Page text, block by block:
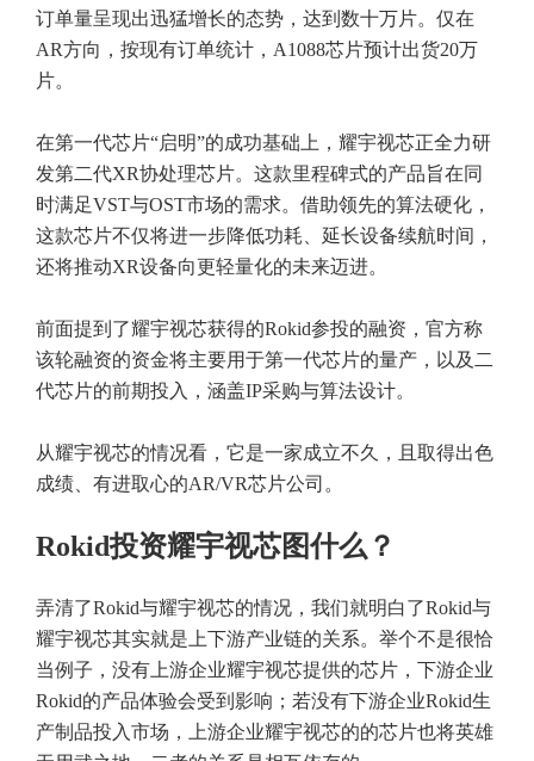
订单量呈现出迅猛增长的态势，达到数十万片。仅在
AR方向，按现有订单统计，A1088芯片预计出货20万
片。
在第一代芯片“启明”的成功基础上，耀宇视芯正全力研
发第二代XR协处理芯片。这款里程碑式的产品旨在同
时满足VST与OST市场的需求。借助领先的算法硬化，
这款芯片不仅将进一步降低功耗、延长设备续航时间，
还将推动XR设备向更轻量化的未来迈进。
前面提到了耀宇视芯获得的Rokid参投的融资，官方称
该轮融资的资金将主要用于第一代芯片的量产，以及二
代芯片的前期投入，涵盖IP采购与算法设计。
从耀宇视芯的情况看，它是一家成立不久，且取得出色
成绩、有进取心的AR/VR芯片公司。
Rokid投资耀宇视芯图什么？
弄清了Rokid与耀宇视芯的情况，我们就明白了Rokid与
耀宇视芯其实就是上下游产业链的关系。举个不是很恰
当例子，没有上游企业耀宇视芯提供的芯片，下游企业
Rokid的产品体验会受到影响；若没有下游企业Rokid生
产制品投入市场，上游企业耀宇视芯的的芯片也将英雄